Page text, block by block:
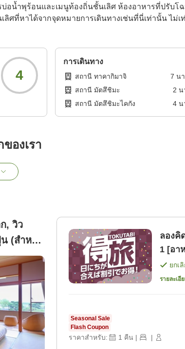
บ่อน้ำพุร้อนและเมนูท้องถิ่นชั้นเลิศ ห้องอาหารที่ปรับ
ลิศที่หาได้จากจุดหมายการเดินทางเช่นที่นี่เท่านั้น ไม่
4
การเดินทาง
สถานี ทาคากิมาจิ 7 น
สถานี มัตสึชิมะ
2 น
สถานี มัตสึชิมะไคกัง
4น
องเรา
, วิว
(สำหรับ
ลองคิ
1 [อ
ยกเ
รายละเอี
Seasonal Sale
Flash Coupon
ราคาสำหรับ: 1 คืน | |